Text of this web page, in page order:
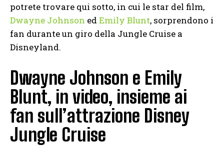
potrete trovare qui sotto, in cui le star del film,
Dwayne Johnson ed Emily Blunt, sorprendono i
fan durante un giro della Jungle Cruise a
Disneyland.
Dwayne Johnson e Emily
Blunt, in video, insieme ai
fan sull’attrazione Disney
Jungle Cruise